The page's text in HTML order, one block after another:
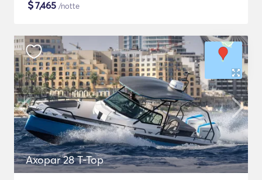
$7,465 /notte
Axopar 28 T-Top